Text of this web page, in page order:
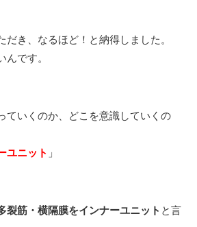
だき、なるほど！と納得しました。
んです。
ていくのか、どこを意識していくの
ユニット 」
裂筋・横隔膜をインナーユニット と言